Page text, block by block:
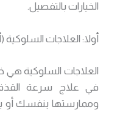
الخيارات بالتفصيل.
أولا: العلاجات
العلاجات السلوكية هي
في علاج سرعة
وممارستها بنفسك